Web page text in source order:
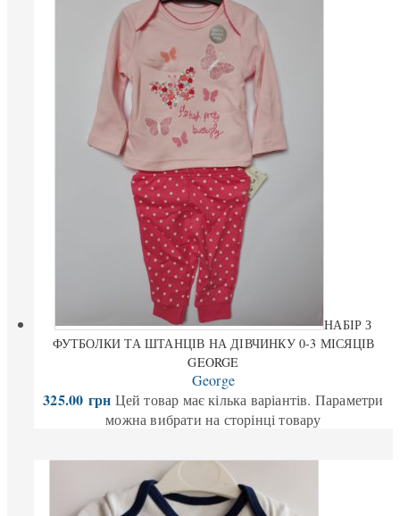
НАБІР З
ФУТБОЛКИ ТА ШТАНЦІВ НА ДІВЧИНКУ 0-3 МІСЯЦІВ
GEORGE
George
325.00 грн Цей товар має кілька варіантів. Параметри
можна вибрати на сторінці товару